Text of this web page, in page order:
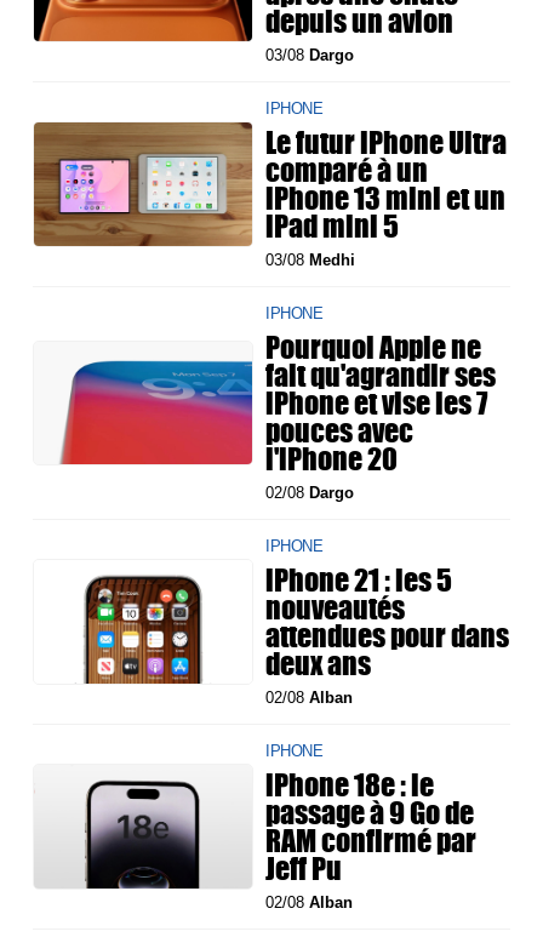
depuis un avion
03/08 Dargo
IPHONE
Le futur iPhone Ultra
comparé à un
iPhone 13 mini et un
iPad mini 5
03/08 Medhi
IPHONE
Pourquoi Apple ne
fait qu'agrandir ses
iPhone et vise les 7
pouces avec
l'iPhone 20
02/08 Dargo
IPHONE
iPhone 21 : les 5
nouveautés
attendues pour dans
deux ans
02/08Alban
IPHONE
iPhone 18e : le
passage à 9 Go de
RAM confirmé par
Jeff Pu
02/08Alban